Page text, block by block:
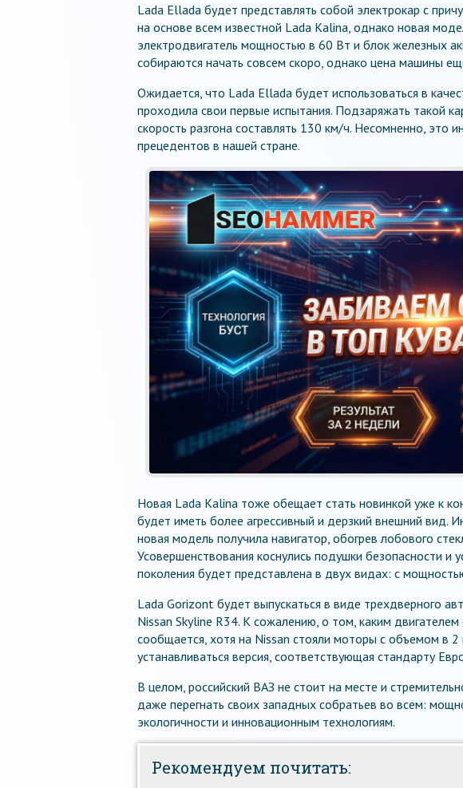
Lada Ellada будет представлять собой электрокар с
на основе всем известной Lada Kalinа, однако новая
электродвигатель мощностью в 60 Вт и блок железных
собираются начать совсем скоро, однако цена машины
Ожидается, что Lada Ellada будет использоваться в
проходила свои первые испытания. Подзаряжать такой
скорость разгона составлять 130 км/ч. Несомненно, это
прецедентов в нашей стране.
Новая Lada Kalina тоже обещает стать новинкой уже к
будет иметь более агрессивный и дерзкий внешний вид.
новая модель получила навигатор, обогрев лобового
Усовершенствования коснулись подушки безопасности и
поколения будет представлена в двух видах: с
Lada Gorizont будет выпускаться в виде трехдверного
Nissan Skyline R34. К сожалению, о том, каким
сообщается, хотя на Nissan стояли моторы с объемом в
устанавливаться версия, соответствующая стандарту
В целом, российский ВАЗ не стоит на месте и
даже перегнать своих западных собратьев во всем:
экологичности и инновационным технологиям.
Рекомендуем почитать: